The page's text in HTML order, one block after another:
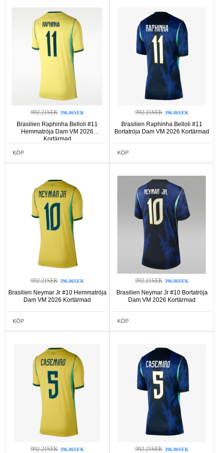
992.21SEK 396.86SEK
Brasilien Raphinha Belloli #11
Hemmatröja Dam VM 2026
Kortärmad
KÖP
992.21SEK 396.86SEK
Brasilien Raphinha Belloli #11
Bortatröja Dam VM 2026 Kortärmad
KÖP
992.21SEK 396.86SEK
Brasilien Neymar Jr #10 Hemmatröja
Dam VM 2026 Kortärmad
KÖP
992.21SEK 396.86SEK
Brasilien Neymar Jr #10 Bortatröja
Dam VM 2026 Kortärmad
KÖP
992.21SEK 396.86SEK 992.21SEK 396.86SEK